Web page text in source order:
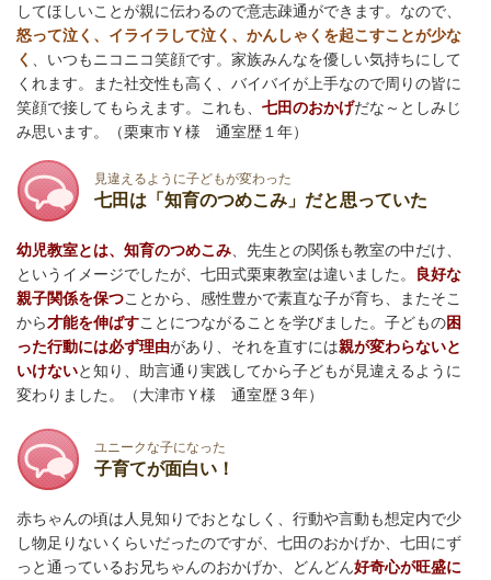
してほしいことが親に伝わるので意志疎通ができます。なので、
怒って泣く、イライラして泣く、かんしゃくを起こすことが少な
く
、いつもニコニコ笑顔です。家族みんなを優しい気持ちにして
くれます。また社交性も高く、バイバイが上手なので周りの皆に
笑顔で接してもらえます。これも、 七田のおかげだな～としみじ
み思います。
（栗東市Ｙ様 通室歴１年）
見違えるように子どもが変わった
七田は「知育のつめこみ」だと思っていた
幼児教室とは、知育のつめこみ 、先生との関係も教室の中だけ、
というイメージでしたが、七田式栗東教室は違いました。
良好な
親子関係を保つことから、感性豊かで素直な子が育ち、またそこ
から才能を伸ばすことにつながることを学びました。子どもの困
った行動には必ず理由があり、それを直すには親が変わらないと
いけないと知り、助言通り実践してから子どもが見違えるように
変わりました。
（大津市Ｙ様 通室歴３年）
ユニークな子になった
子育てが面白い！
赤ちゃんの頃は人見知りでおとなしく、行動や言動も想定内で少
し物足りないくらいだったのですが、七田のおかげか、七田にず
っと通っているお兄ちゃんのおかげか、どんどん好奇心が旺盛に